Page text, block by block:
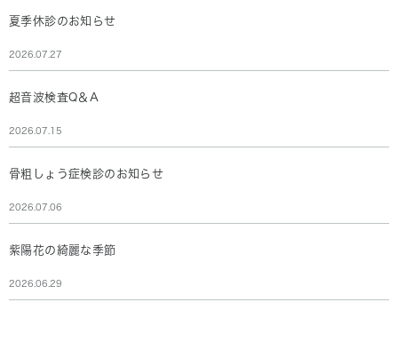
夏季休診のお知らせ
2026.07.27
超音波検査Q＆A
2026.07.15
骨粗しょう症検診のお知らせ
2026.07.06
紫陽花の綺麗な季節
2026.06.29